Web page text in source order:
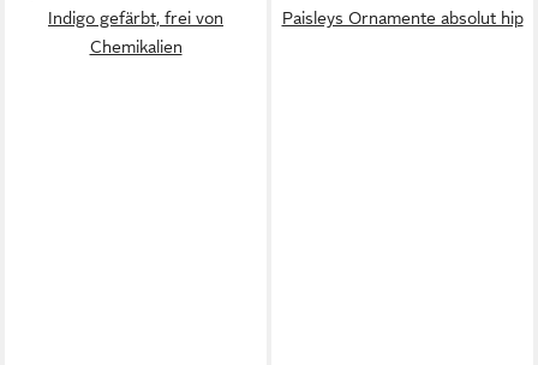
Indigo gefärbt, frei von
Chemikalien
Paisleys Ornamente absolut hip